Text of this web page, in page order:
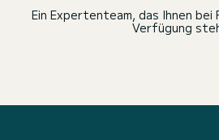
Ein Expertenteam, das Ihnen
Verfügung